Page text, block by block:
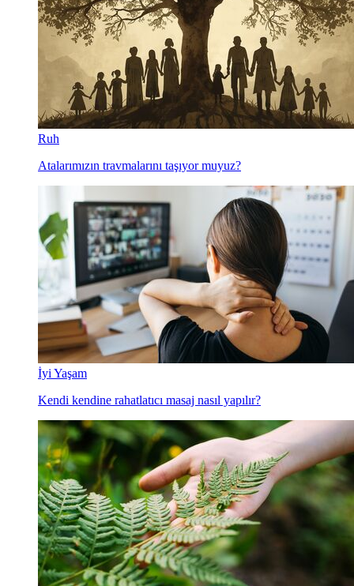
Ruh
Atalarımızın travmalarını taşıyor muyuz?
İyi Yaşam
Kendi kendine rahatlatıcı masaj nasıl yapılır?